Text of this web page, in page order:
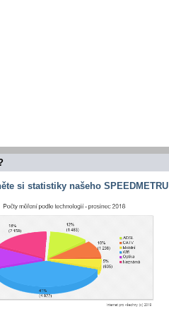
si statistiky našeho SPEEDMETRU